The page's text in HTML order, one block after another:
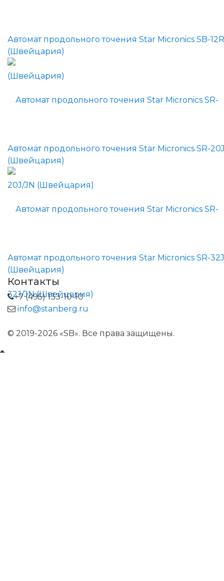
Автомат продольного точения Star Micronics SB-
(Швейцария)
Автомат продольного точения Star Micronics SR-
(Швейцария)
Автомат продольного точения Star Micronics SR-
(Швейцария)
Контакты
+7 (495) 133-10-10
info@stanberg.ru
© 2019-2026 «SB». Все права защищены.